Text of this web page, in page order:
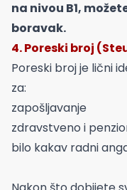
na nivou B1,
boravak.
4. Poreski broj
Poreski broj je lični
za:
zapošljavanje
zdravstveno i
bilo kakav radni